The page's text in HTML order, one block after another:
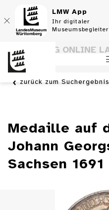
LMW App
Ihr digitaler
Museumsbegleiter
SAMMLUNG ONLINE
WÜRTTEMBERG
zurück zum Suchergebnis
Medaille auf
Johann
Sachsen 1691